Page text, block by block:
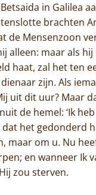
in Galilea
brachten
de Mensenzoon
alleen: maar als
haat, zal het ten
zijn. Als
uit dit uur? Maar
de hemel: ‘Ik
het gedonderd
maar om u. Nu
en wanneer Ik
zou sterven.